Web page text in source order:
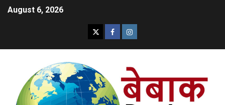
August 6, 2026